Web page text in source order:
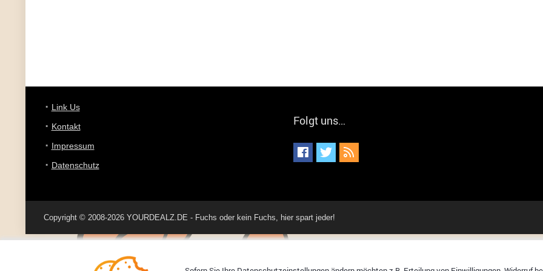
Link Us
Kontakt
Impressum
Datenschutz
Folgt uns…
Copyright © 2008-2026 YOURDEALZ.DE - Fuchs oder kein Fuchs, hier spart jeder!